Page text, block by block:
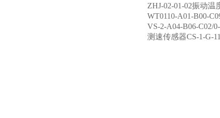
ZHJ-02-01-02振动温
WT0110-A01-B00-
VS-2-A04-B06-C02/
测速传感器CS-1-G-